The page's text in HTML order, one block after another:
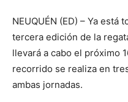
NEUQUÉN (ED) – Ya
tercera edición de la
llevará a cabo el próximo
recorrido se realiza en
ambas jornadas.